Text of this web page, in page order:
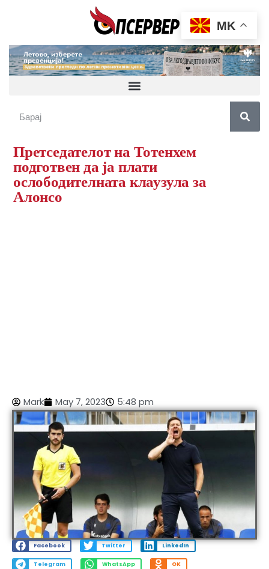
Претседателот на Тотенхем
подготвен да ја плати
ослободителната клаузула за
Алонсо
Mark May 7, 2023 5:48 pm
Facebook Twitter LinkedIn
Telegram WhatsApp OK
MK